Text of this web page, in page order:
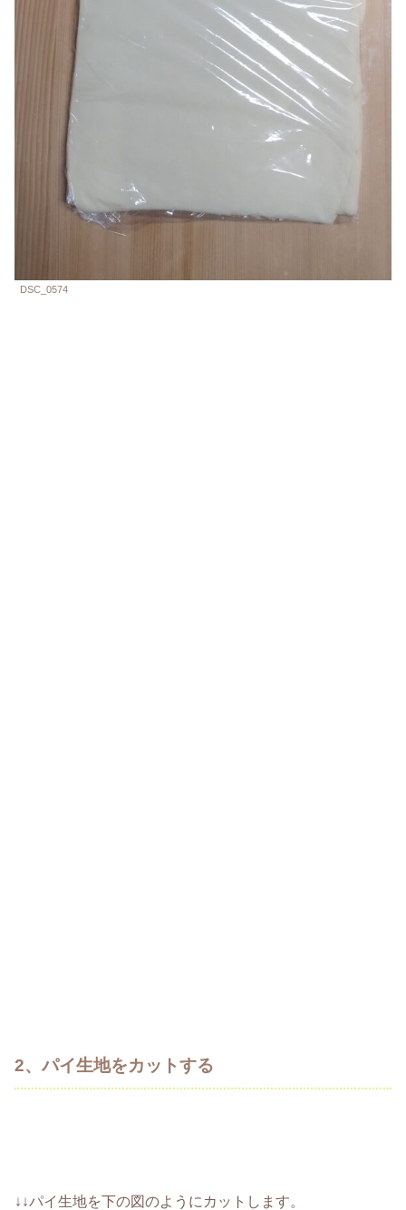
DSC_0574
2、パイ生地をカットする
↓↓パイ生地を下の図のようにカットします。